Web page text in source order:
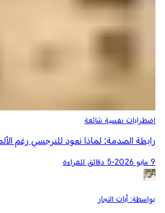
اضطرابات نفسية شائعة
رابطة الصدمة: لماذا نعود للنرجسي رغم
9 مايو 2026 •5 دقائق للقراءة
بواسطة: آيات النجار